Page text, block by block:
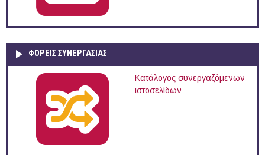
ΦΟΡΕΙΣ ΣΥΝΕΡΓΑΣΙΑΣ
Κατάλογος συνεργαζόμενων
ιστοσελίδων